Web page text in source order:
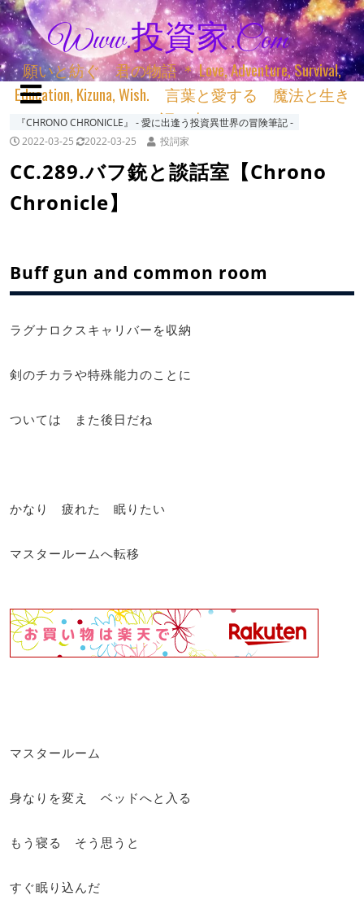
Www.投資家.com
願いと紡ぐ 君の物語 ＊ Love, Adventure, Survival,
Education, Kizuna, Wish. 言葉と愛する 魔法と生き
る 詞と生きる
『CHRONO CHRONICLE』 ‐ 愛に出逢う投資異世界の冒険筆記 ‐
2022-03-25
2022-03-25 投詞家
CC.289.バフ銃と談話室【Chrono
Chronicle】
Buff gun and common room
ラグナロクスキャリバーを収納
剣のチカラや特殊能力のことに
ついては また後日だね
かなり 疲れた 眠りたい
マスタールームへ転移
マスタールーム
身なりを変え ベッドへと入る
もう寝る そう思うと
すぐ眠り込んだ